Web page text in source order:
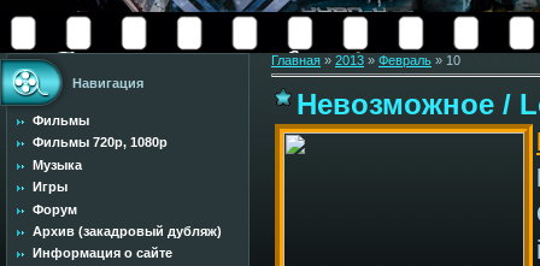
Навигация
Фильмы
Фильмы 720p, 1080p
Музыка
Игры
Форум
Архив (закадровый дубляж)
Информация о сайте
Главная » 2013 » Февраль » 10
Невозможное /